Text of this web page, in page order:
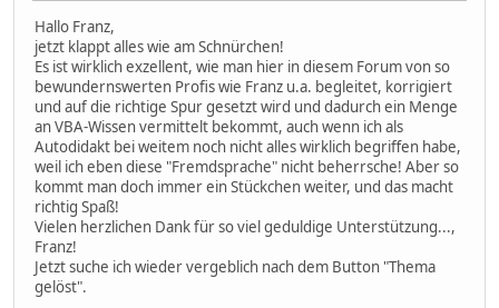
Hallo Franz,
jetzt klappt alles wie am Schnürchen!
Es ist wirklich exzellent, wie man hier in diesem Forum von so
bewundernswerten Profis wie Franz u.a. begleitet, korrigiert
und auf die richtige Spur gesetzt wird und dadurch ein Menge
an VBA-Wissen vermittelt bekommt, auch wenn ich als
Autodidakt bei weitem noch nicht alles wirklich begriffen habe,
weil ich eben diese "Fremdsprache" nicht beherrsche! Aber so
kommt man doch immer ein Stückchen weiter, und das macht
richtig Spaß!
Vielen herzlichen Dank für so viel geduldige Unterstützung...,
Franz!
Jetzt suche ich wieder vergeblich nach dem Button "Thema
gelöst".